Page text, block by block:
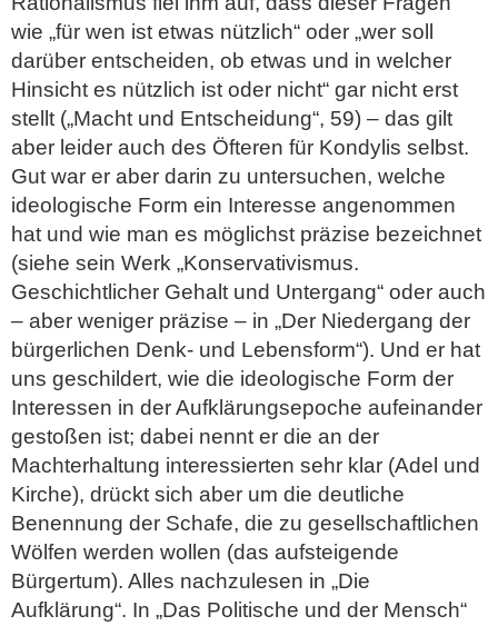
wie „für wen ist etwas nützlich“ oder „wer soll
darüber entscheiden, ob etwas und in welcher
Hinsicht es nützlich ist oder nicht“ gar nicht erst
stellt („Macht und Entscheidung“, 59) – das gilt
aber leider auch des Öfteren für Kondylis selbst.
Gut war er aber darin zu untersuchen, welche
ideologische Form ein Interesse angenommen
hat und wie man es möglichst präzise bezeichnet
(siehe sein Werk „Konservativismus.
Geschichtlicher Gehalt und Untergang“ oder auch
– aber weniger präzise – in „Der Niedergang der
bürgerlichen Denk- und Lebensform“). Und er hat
uns geschildert, wie die ideologische Form der
Interessen in der Aufklärungsepoche aufeinander
gestoßen ist; dabei nennt er die an der
Machterhaltung interessierten sehr klar (Adel und
Kirche), drückt sich aber um die deutliche
Benennung der Schafe, die zu gesellschaftlichen
Wölfen werden wollen (das aufsteigende
Bürgertum). Alles nachzulesen in „Die
Aufklärung“. In „Das Politische und der Mensch“